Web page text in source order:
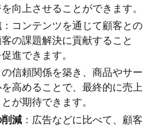
向上させることができます。
：コンテンツを通じて顧客との
の課題解決に貢献すること
進できます。
の信頼関係を築き、商品やサー
高めることで、最終的に売上
が期待できます。
減 ：広告などに比べて、顧客